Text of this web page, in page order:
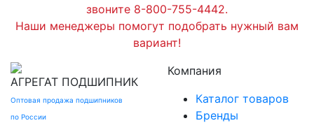
звоните 8-800-755-4442.
Наши менеджеры помогут подобрать нужный вам
вариант!
АГРЕГАТ ПОДШИПНИК
Оптовая продажа подшипников
по России
Компания
Каталог товаров
Бренды